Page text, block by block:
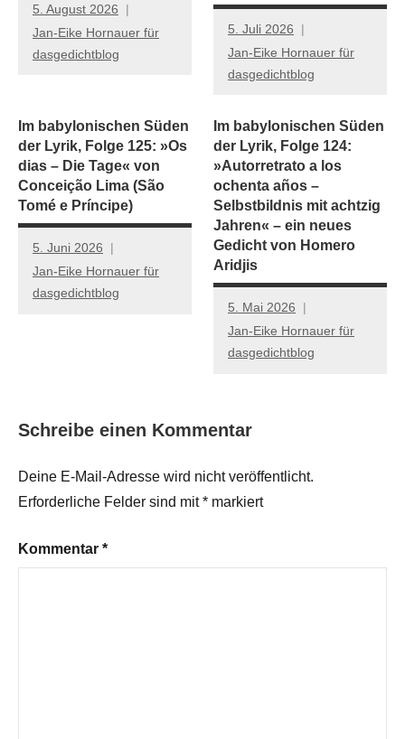
5. August 2026
Jan-Eike Hornauer für
dasgedichtblog
5. Juli 2026
Jan-Eike Hornauer für
dasgedichtblog
Im babylonischen Süden
der Lyrik, Folge 125: »Os
dias – Die Tage« von
Conceição Lima (São
Tomé e Príncipe)
5. Juni 2026
Jan-Eike Hornauer für
dasgedichtblog
Im babylonischen Süden
der Lyrik, Folge 124:
»Autorretrato a los
ochenta años –
Selbstbildnis mit achtzig
Jahren« – ein neues
Gedicht von Homero
Aridjis
5. Mai 2026
Jan-Eike Hornauer für
dasgedichtblog
Schreibe einen Kommentar
Deine E-Mail-Adresse wird nicht veröffentlicht.
Erforderliche Felder sind mit* markiert
Kommentar *